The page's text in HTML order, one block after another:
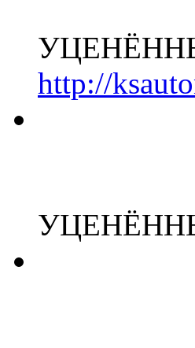
http://